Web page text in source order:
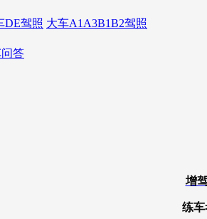
DE驾照 大车A1A3B1B2驾照
答
增
练车